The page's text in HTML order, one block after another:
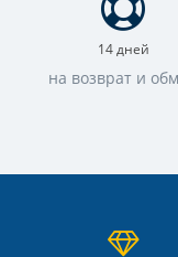
14 дней
на возврат и